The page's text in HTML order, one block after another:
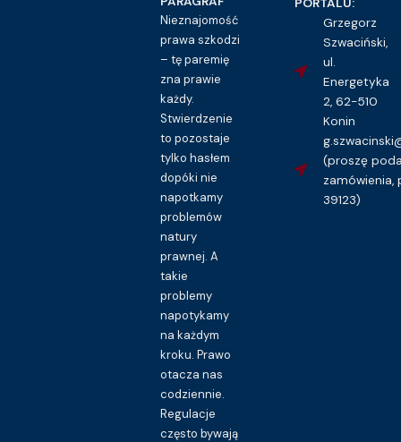
Kupuję dostęp do wzoru pisma
Nieznajomość
prawa szkodzi
– tę paremię
zna prawie
każdy.
Stwierdzenie
to pozostaje
tylko hasłem
dopóki nie
napotkamy
problemów
natury
prawnej. A
takie
problemy
napotykamy
na każdym
kroku. Prawo
otacza nas
codziennie.
Regulacje
często bywają
Grzegorz
Szwaciński,
ul.
Energetyka
2, 62-510
Konin
(proszę
zamówienia,
39123)